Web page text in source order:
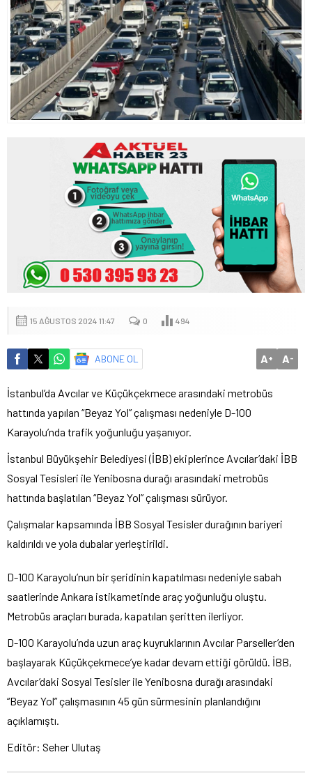
15 AĞUSTOS 2024 11:47 0 494
ABONE OL A+ A-
İstanbul’da Avcılar ve Küçükçekmece arasındaki metrobüs
hattında yapılan “Beyaz Yol” çalışması nedeniyle D-100
Karayolu’nda trafik yoğunluğu yaşanıyor.
İstanbul Büyükşehir Belediyesi (İBB) ekiplerince Avcılar’daki İBB
Sosyal Tesisleri ile Yenibosna durağı arasındaki metrobüs
hattında başlatılan “Beyaz Yol” çalışması sürüyor.
Çalışmalar kapsamında İBB Sosyal Tesisler durağının bariyeri
kaldırıldı ve yola dubalar yerleştirildi.
D-100 Karayolu’nun bir şeridinin kapatılması nedeniyle sabah
saatlerinde Ankara istikametinde araç yoğunluğu oluştu.
Metrobüs araçları burada, kapatılan şeritten ilerliyor.
D-100 Karayolu’nda uzun araç kuyruklarının Avcılar Parseller’den
başlayarak Küçükçekmece’ye kadar devam ettiği görüldü. İBB,
Avcılar’daki Sosyal Tesisler ile Yenibosna durağı arasındaki
“Beyaz Yol” çalışmasının 45 gün sürmesinin planlandığını
açıklamıştı.
Editör: Seher Ulutaş